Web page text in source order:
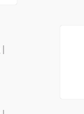
|